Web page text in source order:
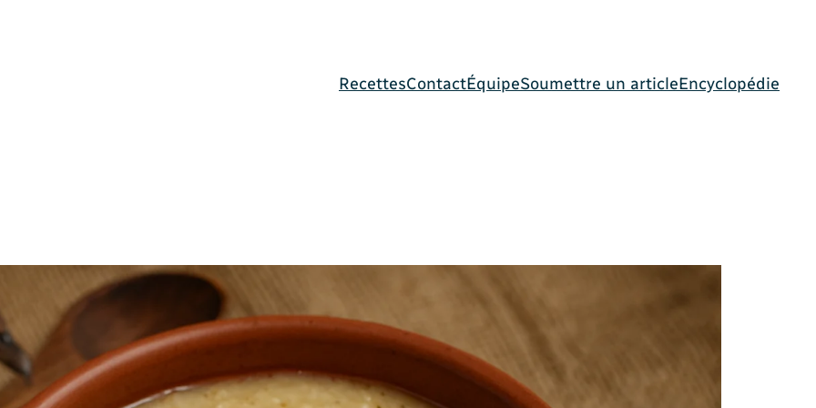
RecettesContactÉquipeSoumettre un articleEncyclopédie